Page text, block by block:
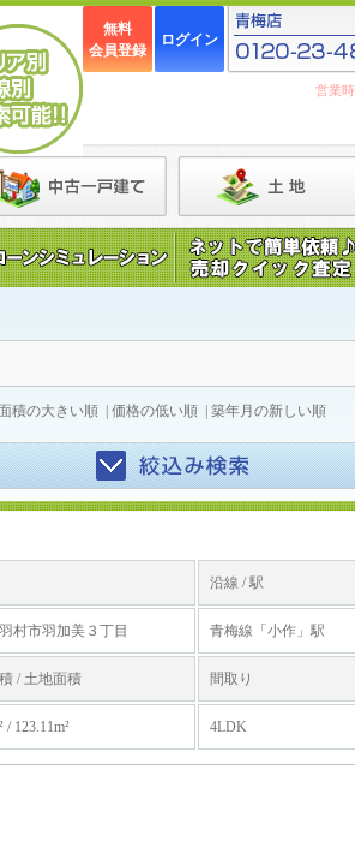
無料
会員登録
ログイン
営業
積の大きい順 価格の低い順 築年月の新しい順
沿線 / 駅
村市羽加美３丁目 青梅線「小作」駅
/ 土地面積 間取り
/ 123.11m² 4LDK